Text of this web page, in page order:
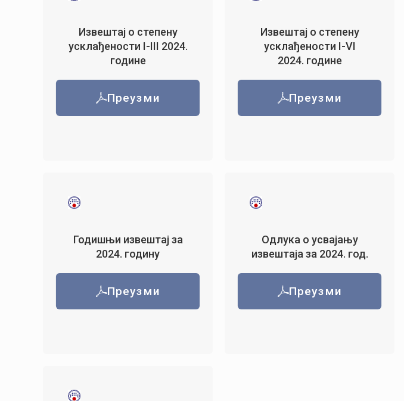
Извештај о степену
усклађености I-III 2024.
године
Преузми
Извештај о степену
усклађености I-VI
2024. године
Преузми
Годишњи извештај за
2024. годину
Преузми
Одлука о усвајању
извештаја за 2024. год.
Преузми